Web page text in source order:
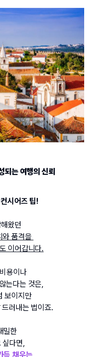
되는 여행의 신뢰
컨시어즈 팁!
왔던
와 품격을
이어갑니다.
용이나
는다는 것은
보이지만
러내는 법이죠.
밀한
싶다면
득 채우는